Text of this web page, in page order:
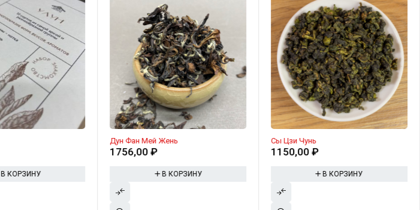
В КОРЗИНУ
Дун Фан Мей Жень
1756,00₽
В КОРЗИНУ
Сы Цзи Чунь
1150,00₽
В КОРЗИНУ